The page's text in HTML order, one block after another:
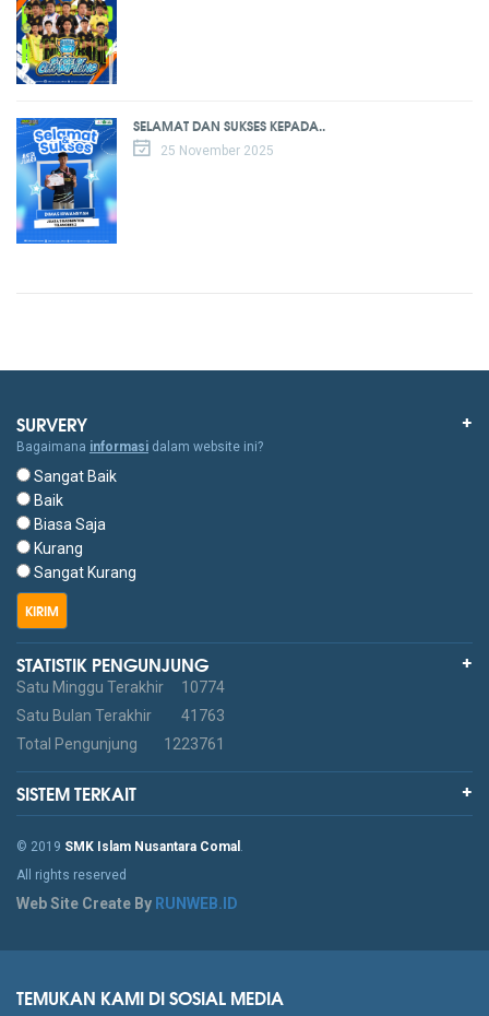
SELAMAT DAN SUKSES KEPADA..
25 November 2025
SURVERY
Bagaimana informasi dalam website ini?
Sangat Baik
Baik
Biasa Saja
Kurang
Sangat Kurang
KIRIM
STATISTIK PENGUNJUNG
Satu Minggu Terakhir
10774
Satu Bulan Terakhir
41763
Total Pengunjung
1223761
SISTEM TERKAIT
© 2019 SMK Islam Nusantara Comal .
All rights reserved
Web Site Create By RUNWEB.ID
TEMUKAN KAMI DI SOSIAL MEDIA